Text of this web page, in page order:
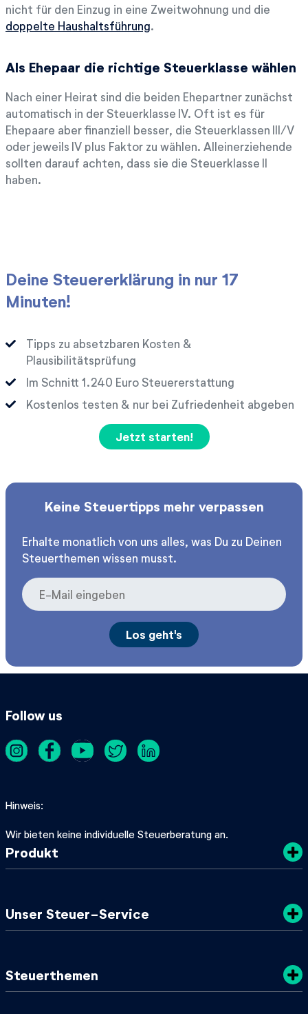
Deine Steuererklärung in nur 17
Minuten!
Tipps zu absetzbaren Kosten &
Plausibilitätsprüfung
Im Schnitt
Euro Steuererstattung
Kostenlos testen & nur bei Zufriedenheit abgeben
Jetzt starten!
Keine Steuertipps mehr verpassen
Erhalte monatlich von uns alles, was Du zu Deinen
Steuerthemen wissen musst.
nicht für den Einzug in eine Zweitwohnung und die
doppelte Haushaltsführung.
Als Ehepaar die richtige Steuerklasse wählen
Nach einer Heirat sind die beiden Ehepartner zunächst
automatisch in der Steuerklasse IV. Oft ist es für
Ehepaare aber finanziell besser, die Steuerklassen III/V
oder jeweils IV plus Faktor zu wählen. Alleinerziehende
sollten darauf achten, dass sie die Steuerklasse II
haben.
Follow us
Hinweis
Wir bieten keine individuelle Steuerberatung an.
Produkt
Unser Steuer-Service
Steuerthemen